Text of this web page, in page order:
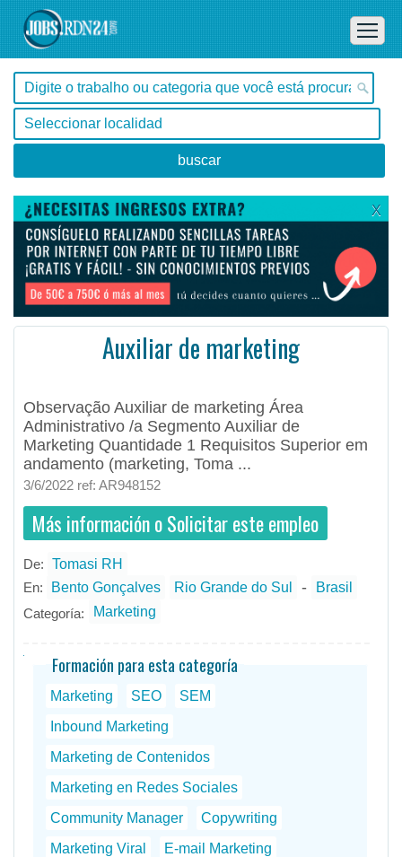
X
Auxiliar de marketing
Observação Auxiliar de marketing Área
Administrativo /a Segmento Auxiliar de
Marketing Quantidade 1 Requisitos Superior em
andamento (marketing, Toma ...
3/6/2022 ref: AR948152
Más información o Solicitar este empleo
De: Tomasi RH
En: Bento Gonçalves Rio Grande do Sul -
Brasil
Categoría:
Marketing
Formación para esta categoría
Marketing SEO
SEM
Inbound Marketing
Marketing de Contenidos
Marketing en Redes Sociales
Community Manager
Copywriting
Marketing Viral
E-mail Marketing